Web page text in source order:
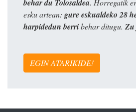
behar du Tolosaldea. Horregatik
esku artean: gure eskualdeko 28
harpidedun berribehar ditugu. Zu
EGIN ATARIKIDE!